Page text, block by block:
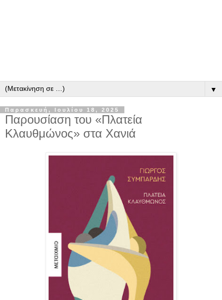
▼
Παρασκευή, Ιουλίου 18, 2025
Παρουσίαση του «Πλατεία
Κλαυθμώνος» στα Χανιά